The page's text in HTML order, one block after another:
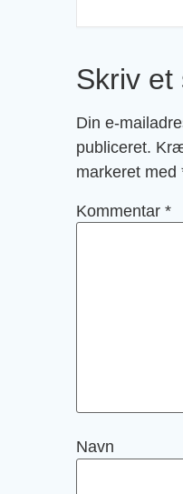
Skriv et
Din e-
publiceret.
markeret med
Kommentar *
Navn